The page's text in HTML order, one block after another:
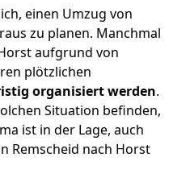
einen Umzug von
zu planen. Manchmal
aufgrund von
plötzlichen
organisiert werden.
Situation befinden,
ist in der Lage, auch
Remscheid nach Horst